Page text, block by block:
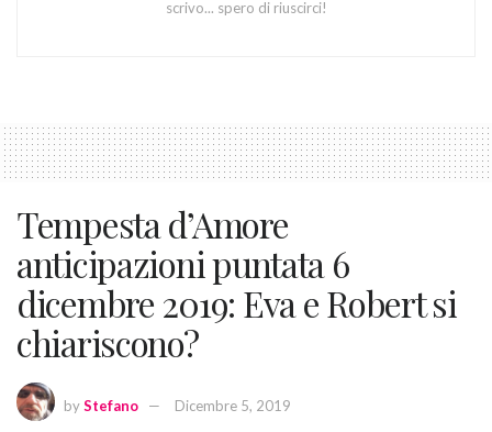
scrivo... spero di riuscirci!
Tempesta d’Amore
anticipazioni puntata 6
dicembre 2019: Eva e Robert si
chiariscono?
byStefano Dicembre 5, 2019